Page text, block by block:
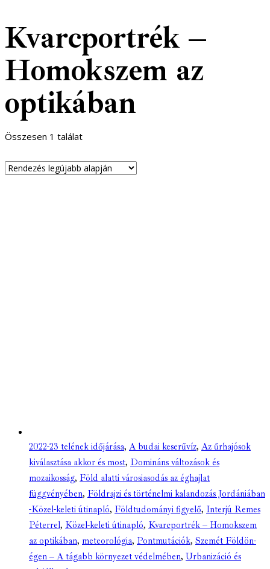
Kvarcportrék –
Homokszem az
optikában
Összesen 1 találat
2022-23 telének időjárása, A budai keserűvíz, Az űrhajósok
kiválasztása akkor és most, Domináns változások és
mozaikosság, Föld alatti városiasodás az éghajlat
függvényében, Földrajzi és történelmi kalandozás Jordániában
-Közel-keleti útinapló, Földtudományi figyelő, Interjú Remes
Péterrel, Közel-keleti útinapló, Kvarcportrék – Homokszem
az optikában, meteorológia, Pontmutációk, Szemét Földön-
égen – A tágabb környezet védelmében, Urbanizáció és